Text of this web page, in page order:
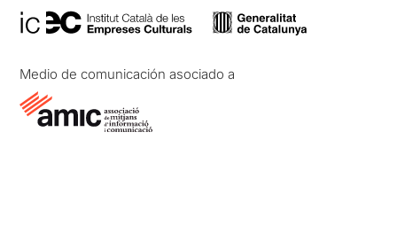
Medio de comunicación asociado a